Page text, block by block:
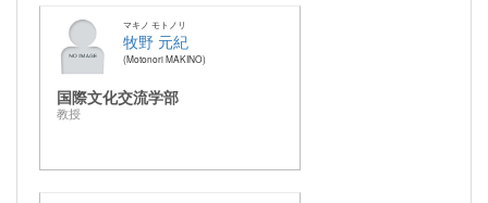
マキノ モトノリ
牧野 元紀
Motonori MAKINO
国際文化交流学部
教授